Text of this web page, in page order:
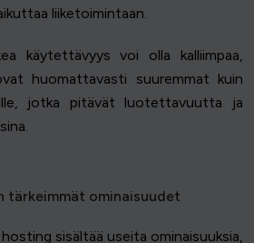
liiketoimintaan.
käytettävyys voi olla kalliimpaa,
huomattavasti suuremmat kuin
jotka pitävät luotettavuutta ja
tärkeimmät ominaisuudet
sisältää useita ominaisuuksia,